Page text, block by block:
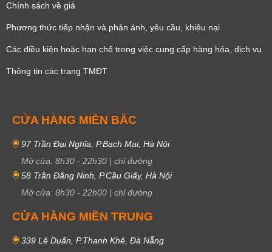
Chính sách về giá
Phương thức tiếp nhận và phản ánh, yêu cầu, khiêu nại
Các điều kiện hoặc hạn chế trong việc cung cấp hàng hóa, dịch vụ
Thông tin các trang TMĐT
CỬA HÀNG MIỀN BẮC
97 Trần Đại Nghĩa, P.Bạch Mai, Hà Nội
Mở cửa: 8h30 - 22h30 | chỉ đường
58 Trần Đăng Ninh, P.Cầu Giấy, Hà Nội
Mở cửa: 8h30 - 22h00 | chỉ đường
CỬA HÀNG MIỀN TRUNG
339 Lê Duẩn, P.Thanh Khê, Đà Nẵng